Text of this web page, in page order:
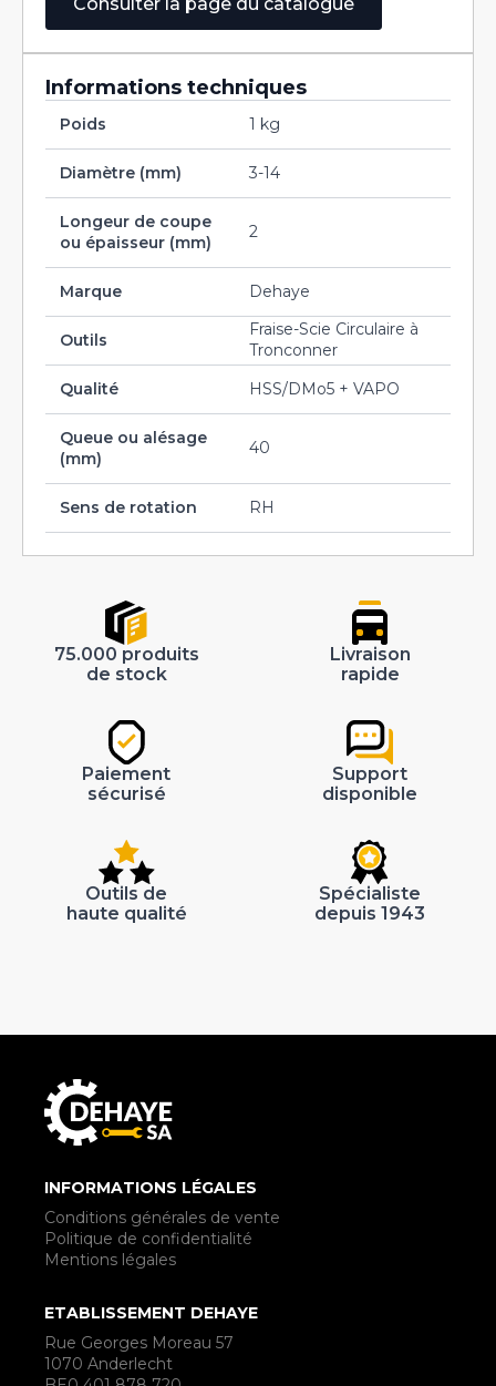
Informations techniques
Poids 1 kg
Diamètre (mm) 3-14
Longeur de coupe
ou épaisseur (mm)
2
Marque Dehaye
Outils
Fraise-Scie Circulaire à
Tronconner
Qualité
HSS/DMo5 + VAPO
Queue ou alésage
(mm)
40
Sens de rotation RH
75.000 produits
de stock
Livraison
rapide
Paiement
sécurisé
Support
disponible
Outils de
haute qualité
Spécialiste
depuis 1943
INFORMATIONS LÉGALES
Conditions générales de vente
Politique de confidentialité
Mentions légales
ETABLISSEMENT DEHAYE
Rue Georges Moreau 57
1070 Anderlecht